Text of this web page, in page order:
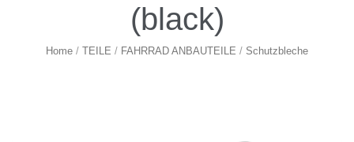
(black)
Home / TEILE / FAHRRAD ANBAUTEILE / Schutzbleche